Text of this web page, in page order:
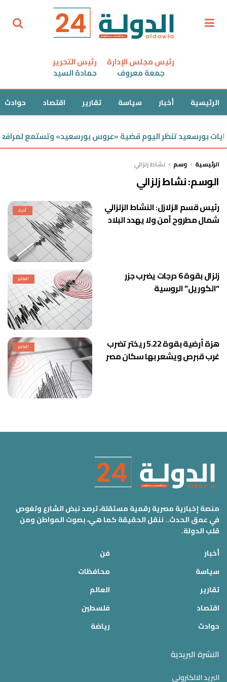
رئيس مجلس الإدارة
جمعة معروف
رئيس التحرير
حمادة السيد
الرئيسية أخبار سياسة تقارير اقتصاد حوادث
بورسعيد تنظر اليوم قضية «عروس بورسعيد» وتستمع لمرافعة
الرئيسية وسم نشاط زلزالي
الوسم:نشاط زلزالي
أخبار
رئيس قسم الزلازل: النشاط الزلزالي
شمال مطروح آمن ولا يهدد البلاد
العالم
زلزال بقوة 6 درجات يضرب جزر
“الكوريل” الروسية
العالم
هزة أرضية بقوة 5.22 ريختر تضرب
غرب قبرص ويشعر بها سكان مصر
منصة إخبارية مصرية رقمية مستقلة، ترصد نبض الشارع وتغوص
في عمق الحدث.. ننقل الحقيقة كما هي، بصوت المواطن ومن
قلب الدولة.
أخبار
سياسة
تقارير
اقتصاد
حوادث
فن
محافظات
العالم
فلسطين
رياضة
النشرة البريدية
البريد الالكتروني